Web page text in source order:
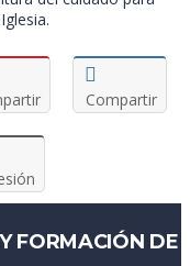
Compartir
FORMACIÓN DE